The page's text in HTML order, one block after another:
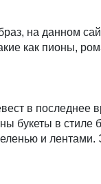
на данном
как пионы,
в последнее
в стиле
и